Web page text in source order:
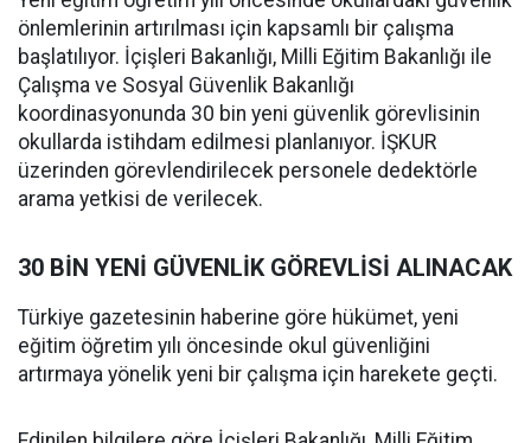
önlemlerinin artırılması için kapsamlı bir çalışma
başlatılıyor. İçişleri Bakanlığı, Milli Eğitim Bakanlığı ile
Çalışma ve Sosyal Güvenlik Bakanlığı
koordinasyonunda 30 bin yeni güvenlik görevlisinin
okullarda istihdam edilmesi planlanıyor. İŞKUR
üzerinden görevlendirilecek personele dedektörle
arama yetkisi de verilecek.
30 BİN YENİ GÜVENLİK GÖREVLİSİ ALINACAK
Türkiye gazetesinin haberine göre hükümet, yeni
eğitim öğretim yılı öncesinde okul güvenliğini
artırmaya yönelik yeni bir çalışma için harekete geçti.